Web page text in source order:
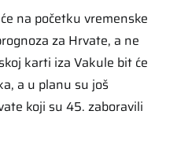
na početku vremenske
za Hrvate, a ne
karti iza Vakule bit će
a u planu su još
koji su 45. zaboravili